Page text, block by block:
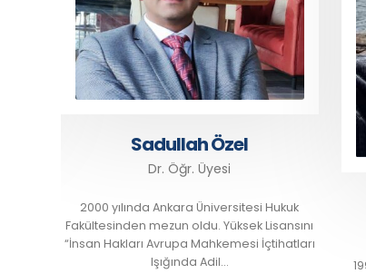
Murat Cihangir
Doç. Dr.
1996 yılında Ankara Yenimahalle Mustafa